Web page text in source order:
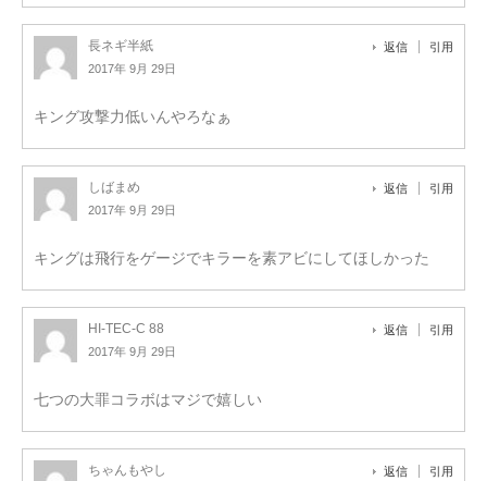
長ネギ半紙
2017年 9月 29日
返信 引用
キング攻撃力低いんやろなぁ
しばまめ
2017年 9月 29日
返信 引用
キングは飛行をゲージでキラーを素アビにしてほしかった
HI-TEC-C 88
2017年 9月 29日
返信 引用
七つの大罪コラボはマジで嬉しい
ちゃんもやし 返信 引用